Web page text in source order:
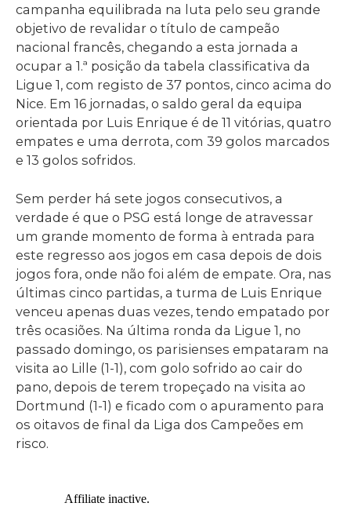
campanha equilibrada na luta pelo seu grande
objetivo de revalidar o título de campeão
nacional francês, chegando a esta jornada a
ocupar a 1.ª posição da tabela classificativa da
Ligue 1, com registo de 37 pontos, cinco acima do
Nice. Em 16 jornadas, o saldo geral da equipa
orientada por Luis Enrique é de 11 vitórias, quatro
empates e uma derrota, com 39 golos marcados
e 13 golos sofridos.
Sem perder há sete jogos consecutivos, a
verdade é que o PSG está longe de atravessar
um grande momento de forma à entrada para
este regresso aos jogos em casa depois de dois
jogos fora, onde não foi além de empate. Ora, nas
últimas cinco partidas, a turma de Luis Enrique
venceu apenas duas vezes, tendo empatado por
três ocasiões. Na última ronda da Ligue 1, no
passado domingo, os parisienses empataram na
visita ao Lille (1-1), com golo sofrido ao cair do
pano, depois de terem tropeçado na visita ao
Dortmund (1-1) e ficado com o apuramento para
os oitavos de final da Liga dos Campeões em
risco.